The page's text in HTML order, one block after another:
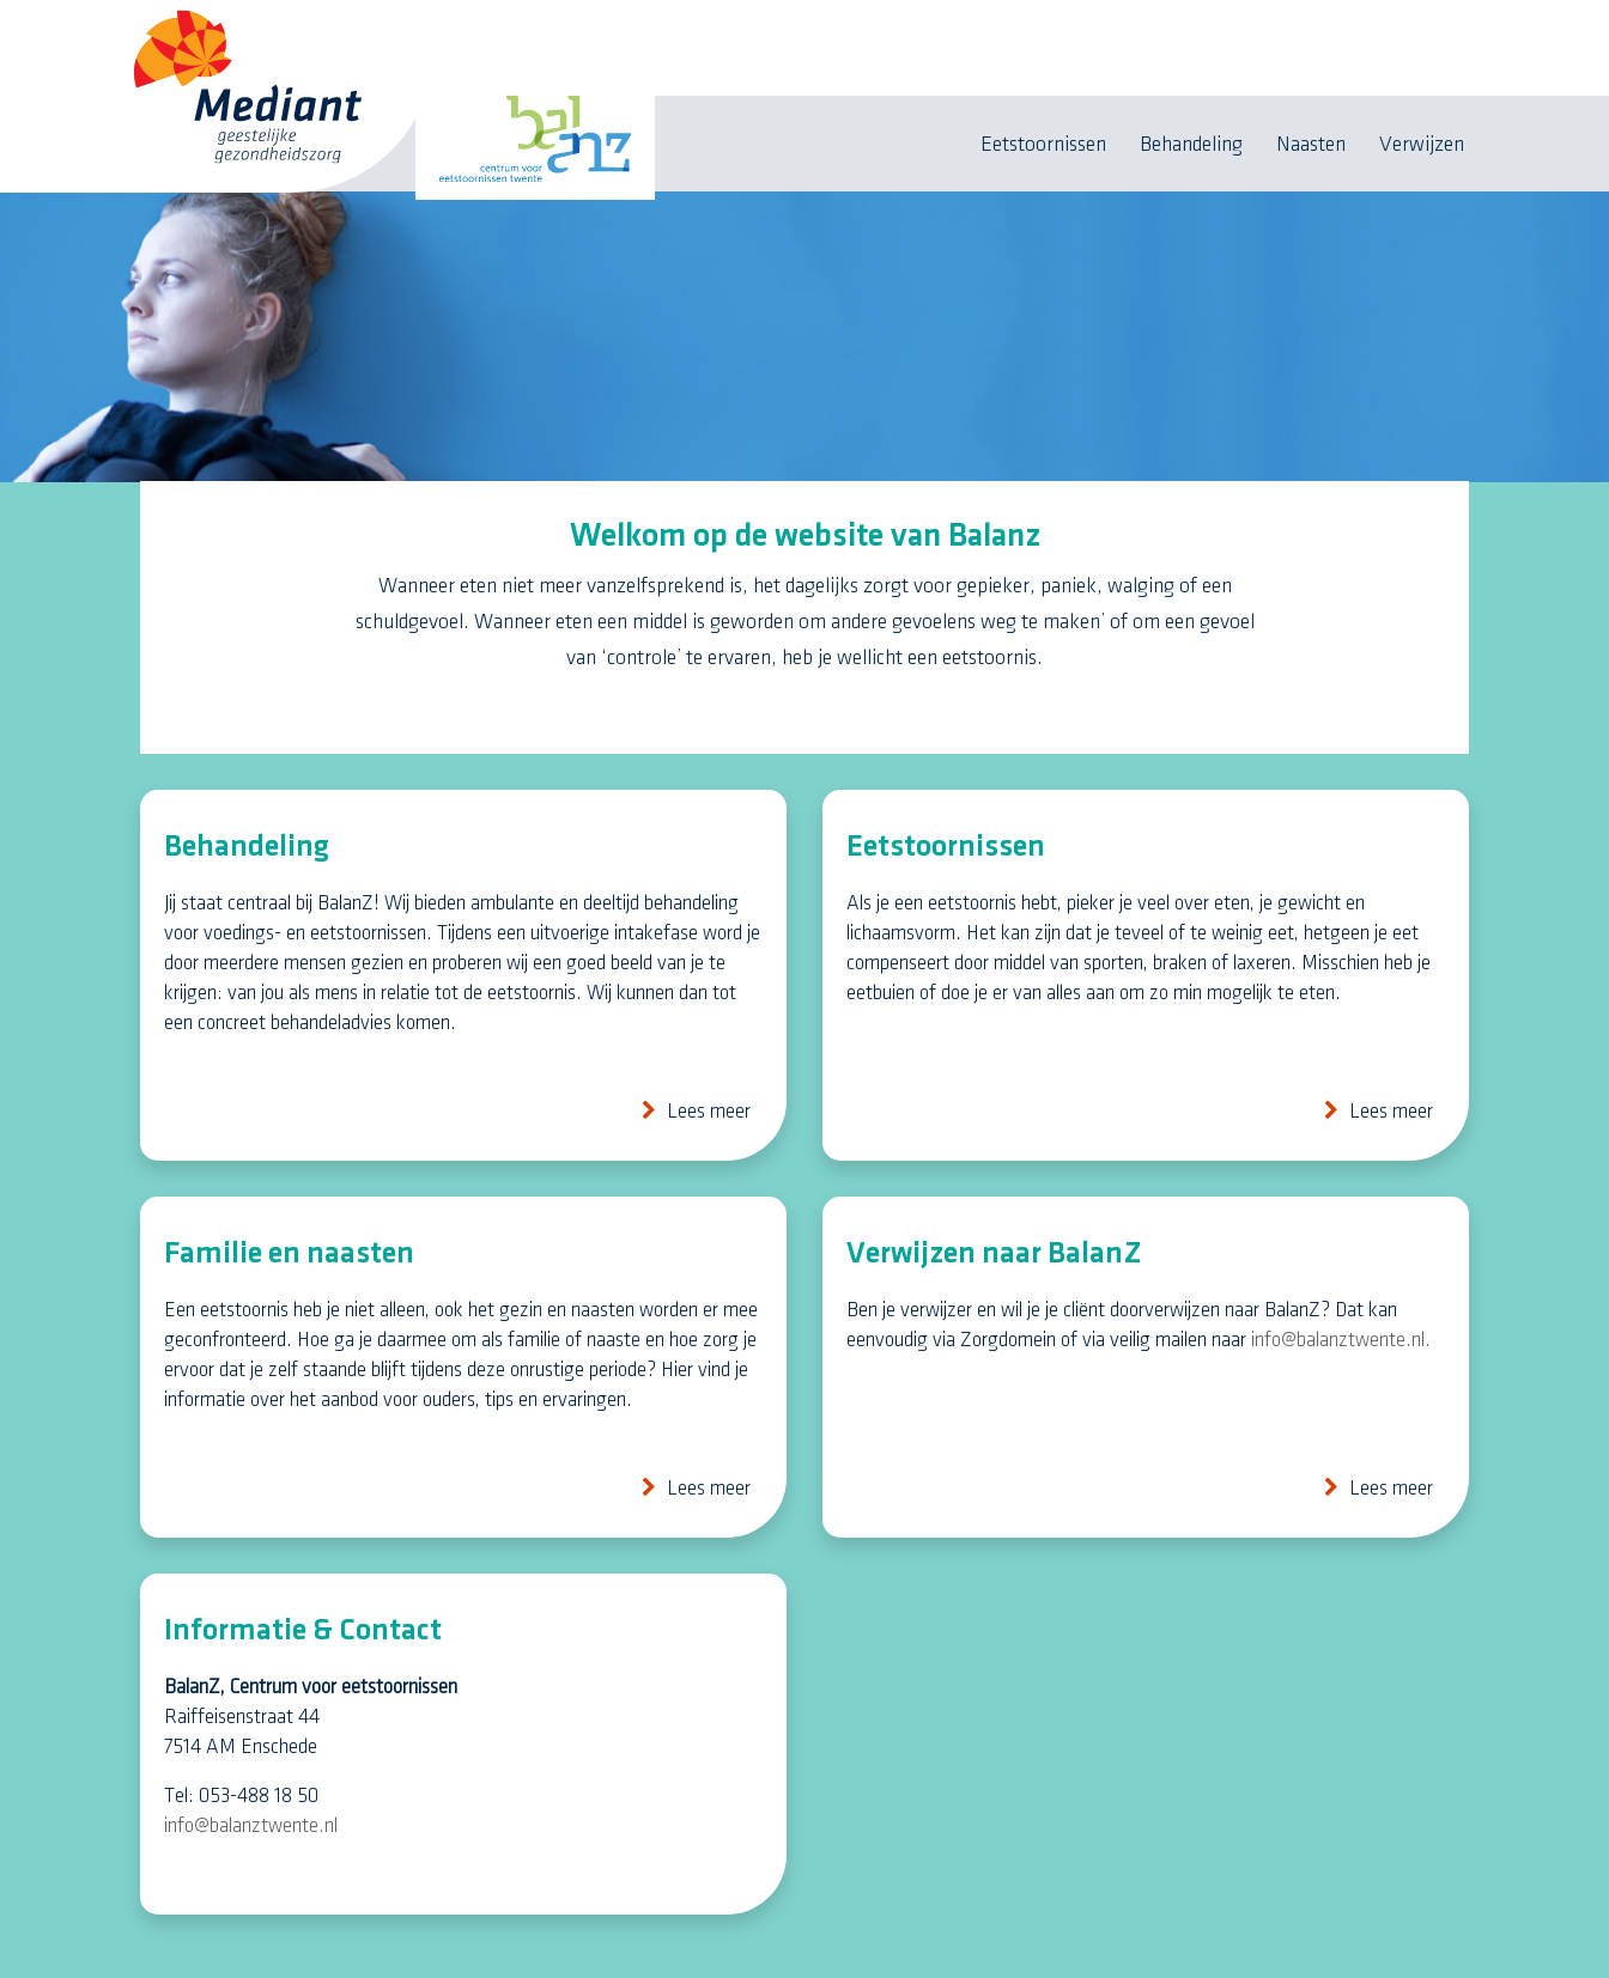
Eetstoornissen Behandeling Naasten Verwijzen
Welkom op de website van Balanz
Wanneer eten niet meer vanzelfsprekend is, het dagelijks zorgt voor gepieker, paniek, walging of een
schuldgevoel. Wanneer eten een middel is geworden om andere gevoelens weg te maken’ of om een gevoel
van ‘controle’ te ervaren, heb je wellicht een eetstoornis.
Behandeling
Jij staat centraal bij BalanZ! Wij bieden ambulante en deeltijd behandeling
voor voedings- en eetstoornissen. Tijdens een uitvoerige intakefase word je
door meerdere mensen gezien en proberen wij een goed beeld van je te
krijgen: van jou als mens in relatie tot de eetstoornis. Wij kunnen dan tot
een concreet behandeladvies komen.
Lees meer
Eetstoornissen
Als je een eetstoornis hebt, pieker je veel over eten, je gewicht en
lichaamsvorm. Het kan zijn dat je teveel of te weinig eet, hetgeen je eet
compenseert door middel van sporten, braken of laxeren. Misschien heb je
eetbuien of doe je er van alles aan om zo min mogelijk te eten.
Lees meer
Familie en naasten
Een eetstoornis heb je niet alleen, ook het gezin en naasten worden er mee
geconfronteerd. Hoe ga je daarmee om als familie of naaste en hoe zorg je
ervoor dat je zelf staande blijft tijdens deze onrustige periode? Hier vind je
informatie over het aanbod voor ouders, tips en ervaringen.
Lees meer
Verwijzen naar BalanZ
Ben je verwijzer en wil je je cliënt doorverwijzen naar BalanZ? Dat kan
eenvoudig via Zorgdomein of via veilig mailen naar info@balanztwente.nl.
Lees meer
Informatie & Contact
BalanZ, Centrum voor eetstoornissen
Raiffeisenstraat 44
7514 AM Enschede
Tel: 053-488 18 50
info@balanztwente.nl